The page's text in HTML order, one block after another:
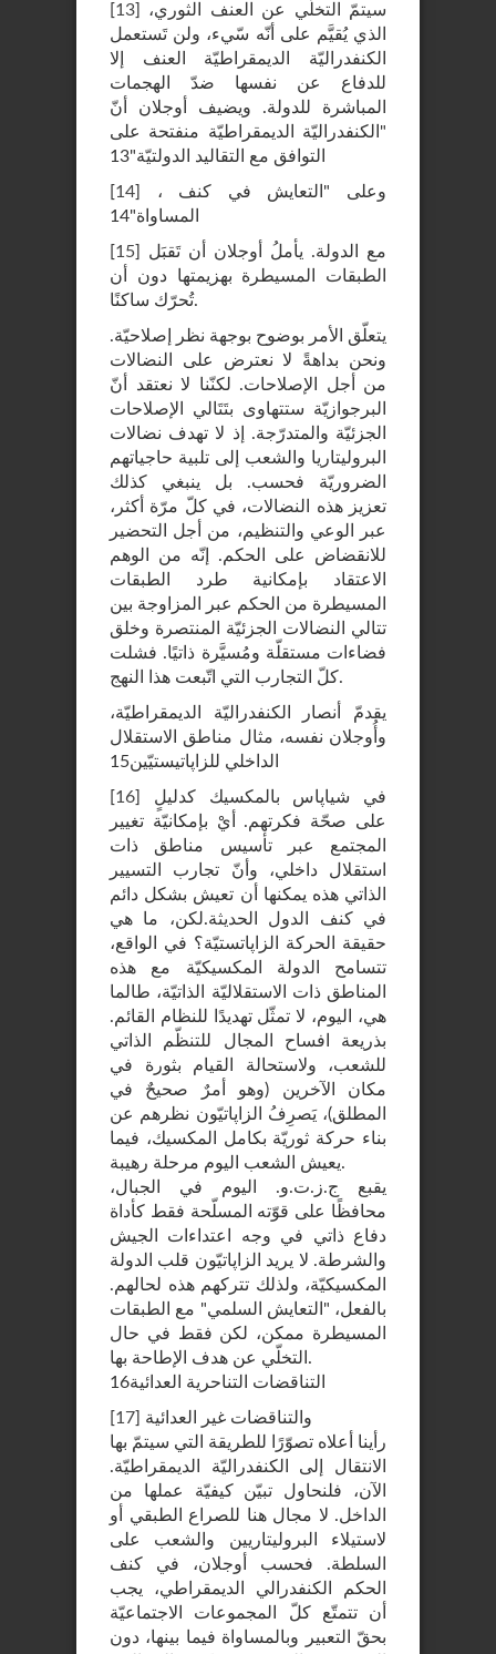
[13] سيتمّ التخلّي عن العنف الثوري،
الذي يُقيَّم على أنّه سّيء، ولن تَستعمل
الكنفدراليّة الديمقراطيّة العنف إلا
للدفاع عن نفسها ضدّ الهجمات
المباشرة للدولة. ويضيف أوجلان أنّ
"الكنفدراليّة الديمقراطيّة منفتحة على
التوافق مع التقاليد الدولتيّة"13
[14] ، وعلى "التعايش في كنف
المساواة"14
[15] مع الدولة. يأملُ أوجلان أن تَقبَل
الطبقات المسيطرة بهزيمتها دون أن
تُحرّك ساكنًا.
يتعلّق الأمر بوضوح بوجهة نظر إصلاحيّة.
ونحن بداهةً لا نعترض على النضالات
من أجل الإصلاحات. لكنّنا لا نعتقد أنّ
البرجوازيّة ستتهاوى بتَتَالي الإصلاحات
الجزئيّة والمتدرّجة. إذ لا تهدف نضالات
البروليتاريا والشعب إلى تلبية حاجياتهم
الضروريّة فحسب. بل ينبغي كذلك
تعزيز هذه النضالات، في كلّ مرّة أكثر،
عبر الوعي والتنظيم، من أجل التحضير
للانقضاض على الحكم. إنّه من الوهم
الاعتقاد بإمكانية طرد الطبقات
المسيطرة من الحكم عبر المزاوجة بين
تتالي النضالات الجزئيّة المنتصرة وخلق
فضاءات مستقلّة ومُسيَّرة ذاتيًا. فشلت
كلّ التجارب التي اتّبعت هذا النهج.
يقدمّ أنصار الكنفدراليّة الديمقراطيّة،
وأُوجلان نفسه، مثال مناطق الاستقلال
الداخلي للزاپاتيستيّين15
[16] في شياپاس بالمكسيك كدليلٍ
على صحّة فكرتهم. أيْ بإمكانيّة تغيير
المجتمع عبر تأسيس مناطق ذات
استقلال داخلي، وأنّ تجارب التسيير
الذاتي هذه يمكنها أن تعيش بشكل دائم
في كنف الدول الحديثة.لكن، ما هي
حقيقة الحركة الزاپاتستيّة؟ في الواقع،
تتسامح الدولة المكسيكيّة مع هذه
المناطق ذات الاستقلاليّة الذاتيّة، طالما
هي، اليوم، لا تمثّل تهديدًا للنظام القائم.
بذريعة افساح المجال للتنظّم الذاتي
للشعب، ولاستحالة القيام بثورة في
مكان الآخرين (وهو أمرٌ صحيحٌ في
المطلق)، يَصرِفُ الزاپاتيّون نظرهم عن
بناء حركة ثوريّة بكامل المكسيك، فيما
يعيش الشعب اليوم مرحلة رهيبة.
يقبع ج.ز.ت.و. اليوم في الجبال،
محافظًا على قوّته المسلّحة فقط كأداة
دفاع ذاتي في وجه اعتداءات الجيش
والشرطة. لا يريد الزاپاتيّون قلب الدولة
المكسيكيّة، ولذلك تتركهم هذه لحالهم.
بالفعل، "التعايش السلمي" مع الطبقات
المسيطرة ممكن، لكن فقط في حال
التخلّي عن هدف الإطاحة بها.
التناقضات التناحرية العدائية16
[17] والتناقضات غير العدائية
رأينا أعلاه تصوّرًا للطريقة التي سيتمّ بها
الانتقال إلى الكنفدراليّة الديمقراطيّة.
الآن، فلنحاول تبيّن كيفيّة عملها من
الداخل. لا مجال هنا للصراع الطبقي أو
لاستيلاء البروليتاريين والشعب على
السلطة. فحسب أوجلان، في كنف
الحكم الكنفدرالي الديمقراطي، يجب
أن تتمتّع كلّ المجموعات الاجتماعيّة
بحقّ التعبير وبالمساواة فيما بينها، دون